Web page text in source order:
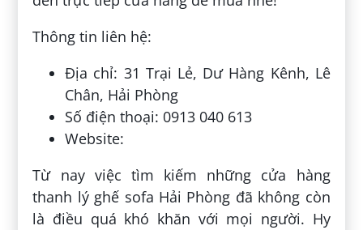
Thông tin liên hệ:
Địa chỉ: 31 Trại Lẻ, Dư Hàng Kênh, Lê
Chân, Hải Phòng
Số điện thoại: 0913 040 613
Website:
Từ nay việc tìm kiếm những cửa hàng
thanh lý ghế sofa Hải Phòng đã không còn
là điều quá khó khăn với mọi người. Hy